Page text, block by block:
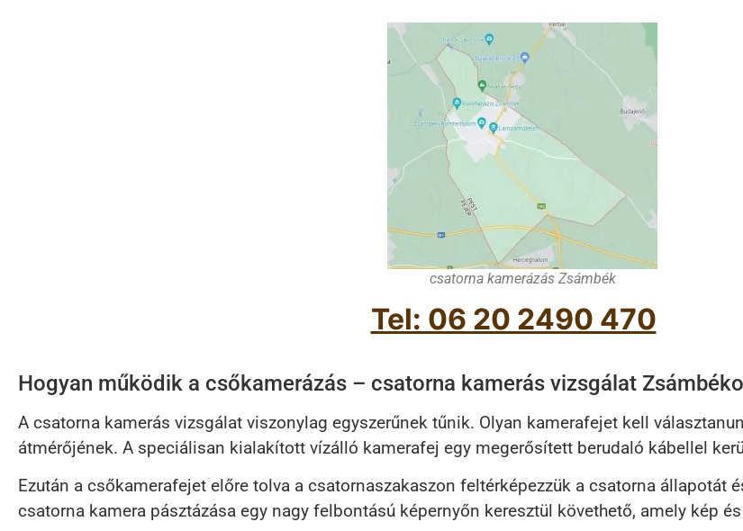
csatorna kamerázás Zsámbék
Tel: 06 20 2490 470
Hogyan működik a csőkamerázás – csatorna kamerás vizsgálat
A csatorna kamerás vizsgálat viszonylag egyszerűnek tűnik. Olyan kamerafejet kell
átmérőjének. A speciálisan kialakított vízálló kamerafej egy megerősített berudaló kábellel
Ezután a csőkamerafejet előre tolva a csatornaszakaszon feltérképezzük a csatorna állapotát
csatorna kamera pásztázása egy nagy felbontású képernyőn keresztül követhető, amely kép